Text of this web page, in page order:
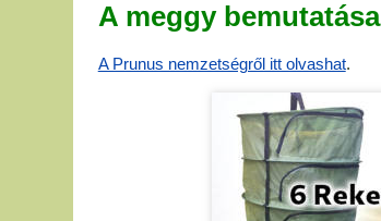
A meggy bemutatása
A Prunus nemzetségről itt olvashat.